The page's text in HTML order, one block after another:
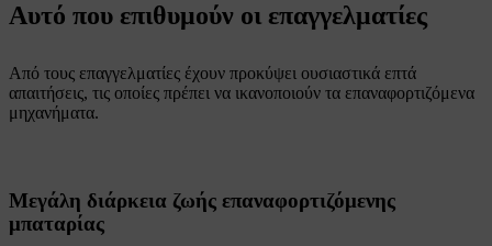
Αυτό που επιθυμούν οι επαγγελματίες
Από τους επαγγελματίες έχουν προκύψει ουσιαστικά επτά
απαιτήσεις, τις οποίες πρέπει να ικανοποιούν τα επαναφορτιζόμενα
μηχανήματα.
Μεγάλη διάρκεια ζωής επαναφορτιζόμενης
μπαταρίας